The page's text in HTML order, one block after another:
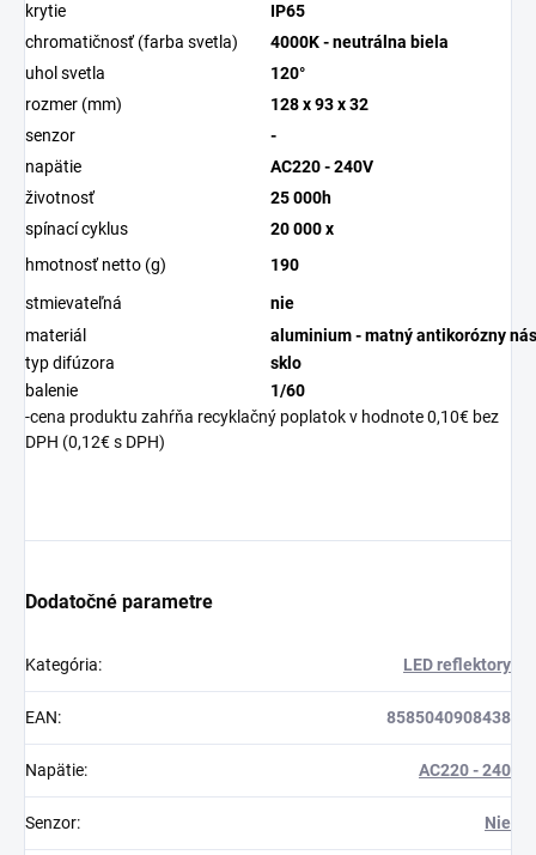
krytie
IP65
chromatičnosť (farba svetla)
4000K - neutrálna biela
uhol svetla
120°
rozmer (mm)
128 x 93 x 32
senzor
-
napätie
AC220 - 240V
životnosť
25 000h
spínací cyklus
20 000 x
hmotnosť netto (g)
190
stmievateľná
nie
materiál
aluminium - matný antikorózny
typ difúzora
sklo
balenie
1/60
-cena produktu zahŕňa recyklačný poplatok v hodnote 0,10€ bez
DPH (0,12€ s DPH)
Dodatočné parametre
Kategória: LED reflektory
EAN: 8585040908438
Napätie: AC220 - 240
Senzor: Nie